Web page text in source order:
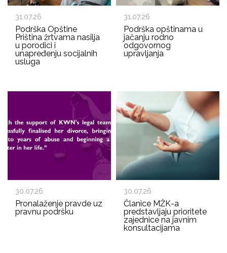
31.07.26
Podrška Opštine
Priština žrtvama nasilja
u porodici i
unapređenju socijalnih
usluga
31.07.26
Podrška opštinama u
jačanju rodno
odgovornog
upravljanja
30.07.26
Pronalaženje pravde uz
pravnu podršku
30.07.26
Članice MŽK-a
predstavljaju prioritete
zajednice na javnim
konsultacijama